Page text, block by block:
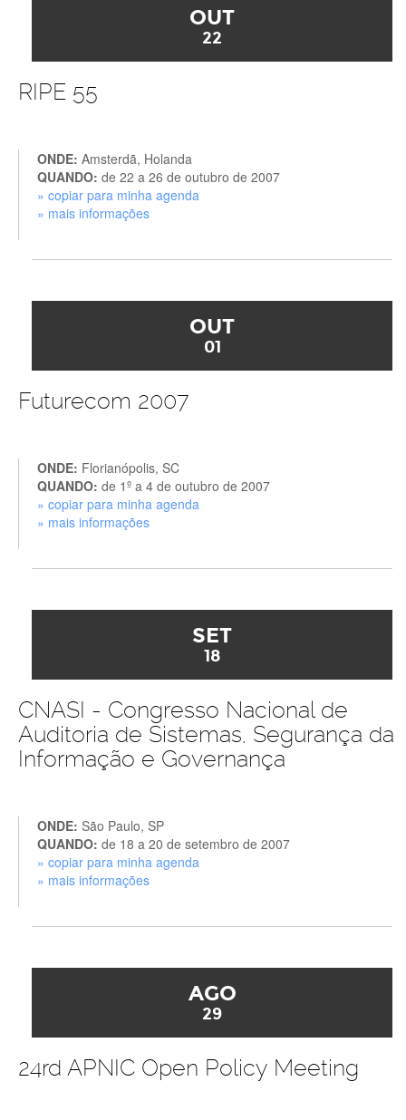
OUT
22
RIPE 55
ONDE: Amsterdã, Holanda
QUANDO: de 22 a 26 de outubro de 2007
» copiar para minha agenda
» mais informações
OUT
01
Futurecom 2007
ONDE: Florianópolis, SC
QUANDO: de 1º a 4 de outubro de 2007
» copiar para minha agenda
» mais informações
SET
18
CNASI - Congresso Nacional de
Auditoria de Sistemas, Segurança da
Informação e Governança
ONDE: São Paulo, SP
QUANDO: de 18 a 20 de setembro de 2007
» copiar para minha agenda
» mais informações
AGO
29
24rd APNIC Open Policy Meeting